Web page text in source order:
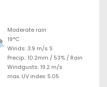
Moderate rain
19°C
Winds: 3.9 m/s S
Precip.: 10.2mm / 53% / Rain
Windgusts: 19.2 m/s
max. UV index: 5.05